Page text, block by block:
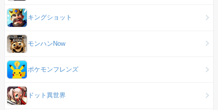
キングショット
モンハンNow
ポケモンフレンズ
ドット異世界